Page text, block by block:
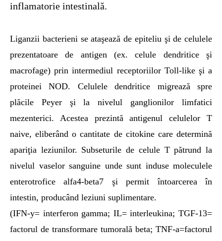
inflamatorie intestinală.
Liganzii bacterieni se ataşează de epiteliu şi de celulele
prezentatoare de antigen (ex. celule dendritice şi
macrofage) prin intermediul receptoriilor Toll-like şi a
proteinei NOD. Celulele dendritice migrează spre
plăcile Peyer şi la nivelul ganglionilor limfatici
mezenterici. Acestea prezintă antigenul celulelor T
naive, eliberând o cantitate de citokine care determină
apariţia leziunilor. Subseturile de celule T pătrund la
nivelul vaselor sanguine unde sunt induse moleculele
enterotrofice alfa4-beta7 şi permit întoarcerea în
intestin, producând leziuni suplimentare.
(IFN-y= interferon gamma; IL= interleukina; TGF-13=
factorul de transformare tumorală beta; TNF-a=factorul